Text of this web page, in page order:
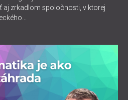
aj zrkadlom spoločnosti, v ktorej